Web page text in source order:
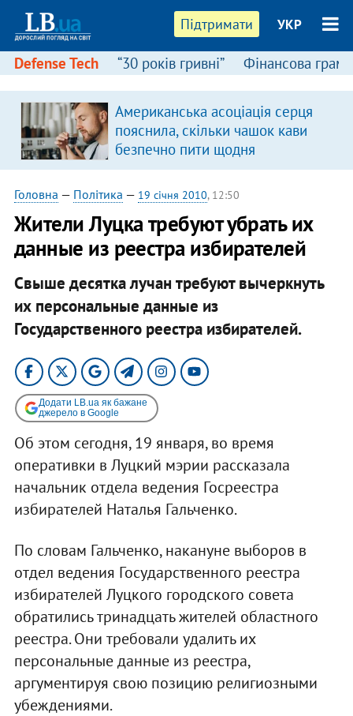
Підтримати УКР
Defense Tech “30 років гривні” Фінансова
Американська асоціація серця
пояснила, скільки чашок кави
безпечно пити щодня
Головна — Політика — 19 січня 2010, 12:50
Жители Луцка требуют убрать их
данные из реестра избирателей
Свыше десятка лучан требуют вычеркнуть
их персональные данные из
Государственного реестра избирателей.
Додати LB.ua як бажане
джерело в Google
Об этом сегодня, 19 января, во время
оперативки в Луцкий мэрии рассказала
начальник отдела ведения Госреестра
избирателей Наталья Гальченко.
По словам Гальченко, накануне выборов в
отдел ведения Государственного реестра
избирателей Луцкого городского совета
обратились тринадцать жителей областного
реестра. Они требовали удалить их
персональные данные из реестра,
аргументируя свою позицию религиозными
убеждениями.